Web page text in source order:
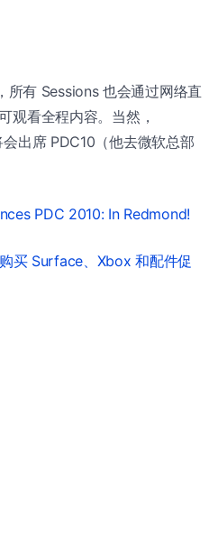
所有 Sessions 也会通过网络直
观看全程内容。当然，
出席 PDC10（他去微软总部
PDC 2010: In Redmond!
买 Surface、Xbox 和配件促